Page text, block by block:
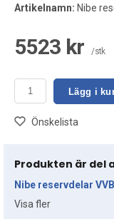
Artikelnamn: Nibe
5523 kr /stk
Lägg i
Önskelista
Produkten är del
Nibe reservdelar VVB
Visa fler